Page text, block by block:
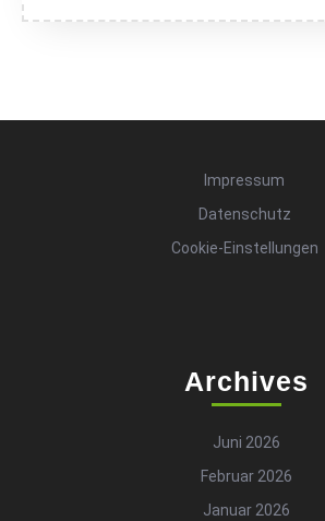
Impressum
Datenschutz
Cookie-Einstellungen
Archives
Juni 2026
Februar 2026
Januar 2026